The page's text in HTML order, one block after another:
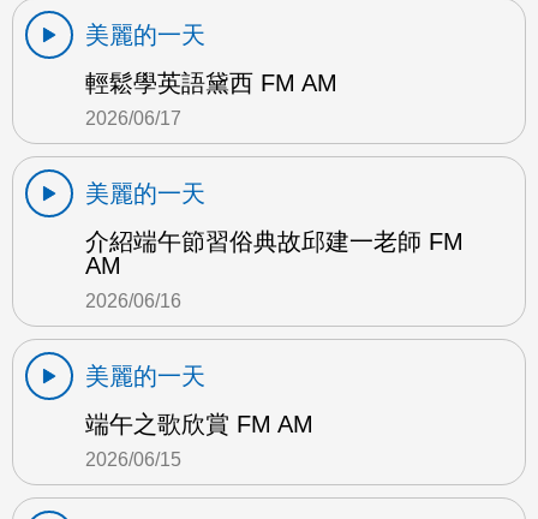
美麗的一天
輕鬆學英語黛西 FM AM
2026/06/17
美麗的一天
介紹端午節習俗典故邱建一老師 FM
AM
2026/06/16
美麗的一天
端午之歌欣賞 FM AM
2026/06/15